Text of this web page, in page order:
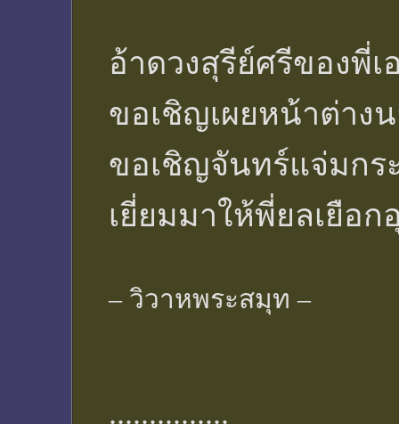
อ้าดวงสุรีย์ศรีของพี่เ
ขอเชิญเผยหน้าต่าง
ขอเชิญจันทร์แจ่มกร
เยี่ยมมาให้พี่ยลเยือก
– วิวาหพระสมุท –
...............